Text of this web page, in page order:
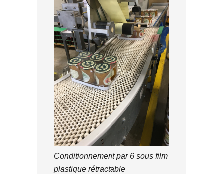
Conditionnement par 6 sous film
plastique rétractable